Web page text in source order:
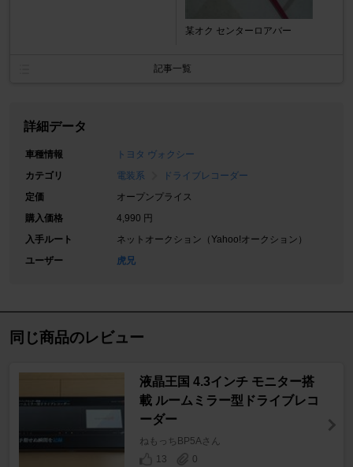
某オク センターロアバー
記事一覧
詳細データ
車種情報
トヨタ ヴォクシー
カテゴリ
電装系
ドライブレコーダー
定価
オープンプライス
購入価格
4,990 円
入手ルート
ネットオークション（Yahoo!オークション）
ユーザー
虎兄
同じ商品のレビュー
液晶王国 4.3インチ モニター搭
載 ルームミラー型ドライブレコ
ーダー
ねもっちBP5Aさん
13
0